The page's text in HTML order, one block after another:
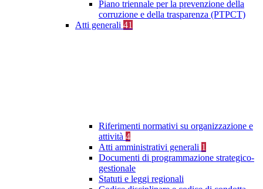
Piano triennale per la prevenzione della
corruzione e della trasparenza (PTPCT)
Atti generali 41
Riferimenti normativi su organizzazione e
attività 4
Atti amministrativi generali 1
Documenti di programmazione strategico-
gestionale
Statuti e leggi regionali